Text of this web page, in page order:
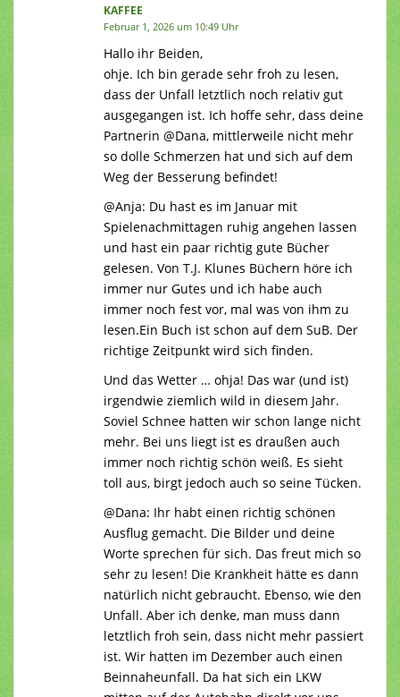
KAFFEE
Februar 1, 2026 um 10:49 Uhr
Hallo ihr Beiden,
ohje. Ich bin gerade sehr froh zu lesen,
dass der Unfall letztlich noch relativ gut
ausgegangen ist. Ich hoffe sehr, dass deine
Partnerin @Dana, mittlerweile nicht mehr
so dolle Schmerzen hat und sich auf dem
Weg der Besserung befindet!
@Anja: Du hast es im Januar mit
Spielenachmittagen ruhig angehen lassen
und hast ein paar richtig gute Bücher
gelesen. Von T.J. Klunes Büchern höre ich
immer nur Gutes und ich habe auch
immer noch fest vor, mal was von ihm zu
lesen.Ein Buch ist schon auf dem SuB. Der
richtige Zeitpunkt wird sich finden.
Und das Wetter … ohja! Das war (und ist)
irgendwie ziemlich wild in diesem Jahr.
Soviel Schnee hatten wir schon lange nicht
mehr. Bei uns liegt ist es draußen auch
immer noch richtig schön weiß. Es sieht
toll aus, birgt jedoch auch so seine Tücken.
@Dana: Ihr habt einen richtig schönen
Ausflug gemacht. Die Bilder und deine
Worte sprechen für sich. Das freut mich so
sehr zu lesen! Die Krankheit hätte es dann
natürlich nicht gebraucht. Ebenso, wie den
Unfall. Aber ich denke, man muss dann
letztlich froh sein, dass nicht mehr passiert
ist. Wir hatten im Dezember auch einen
Beinnaheunfall. Da hat sich ein LKW